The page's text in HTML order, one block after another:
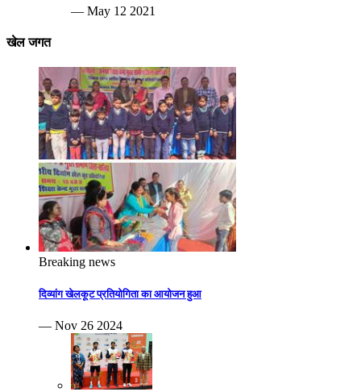
— May 12 2021
खेल जगत
Breaking news
दिव्यांग खेलकूट प्रतियोगिता का आयोजन हुआ
— Nov 26 2024